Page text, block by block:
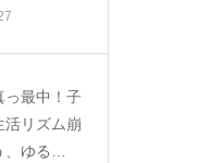
っ最中！子
活リズム崩
、ゆる…